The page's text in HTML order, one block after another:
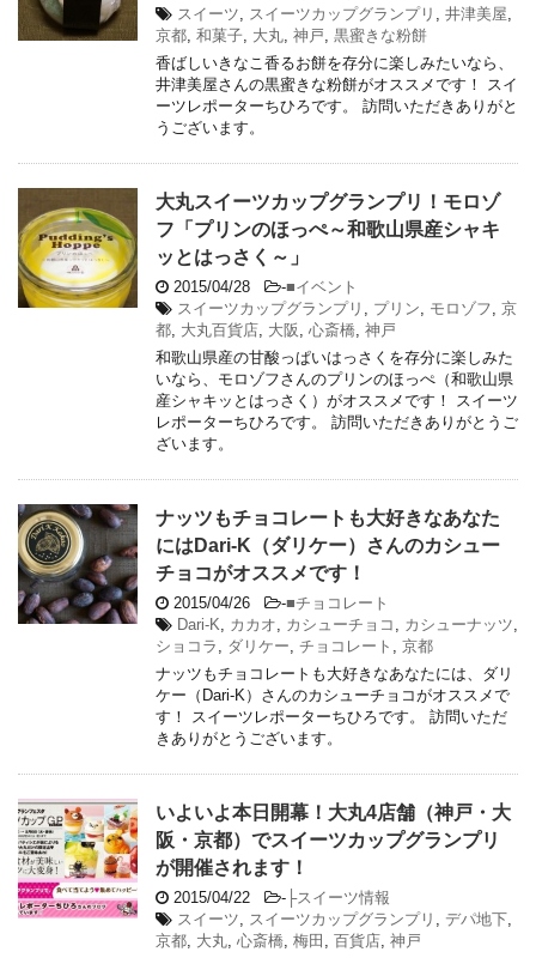
スイーツ, スイーツカップグランプリ , 井津美屋,
京都, 和菓子, 大丸, 神戸, 黒蜜きな粉餅
香ばしいきなこ香るお餅を存分に楽しみたいなら、
井津美屋さんの黒蜜きな粉餅がオススメです！ スイ
ーツレポーターちひろです。 訪問いただきありがと
うございます。
大丸スイーツカップグランプリ！モロゾ
フ「プリンのほっぺ～和歌山県産シャキ
ッとはっさく～」
2015/04/28 -■イベント
スイーツカップグランプリ , プリン, モロゾフ, 京
都, 大丸百貨店, 大阪 , 心斎橋, 神戸
和歌山県産の甘酸っぱいはっさくを存分に楽しみた
いなら、モロゾフさんのプリンのほっぺ（和歌山県
産シャキッとはっさく）がオススメです！ スイーツ
レポーターちひろです。 訪問いただきありがとうご
ざいます。
ナッツもチョコレートも大好きなあなた
にはDari-K（ダリケー）さんのカシュー
チョコがオススメです！
2015/04/26 -■チョコレート
Dari-K, カカオ, カシューチョコ , カシューナッツ,
ショコラ , ダリケー, チョコレート , 京都
ナッツもチョコレートも大好きなあなたには、ダリ
ケー（Dari-K）さんのカシューチョコがオススメで
す！ スイーツレポーターちひろです。 訪問いただ
きありがとうございます。
いよいよ本日開幕！大丸4店舗（神戸・大
阪・京都）でスイーツカップグランプリ
が開催されます！
2015/04/22 - ├スイーツ情報
スイーツ, スイーツカップグランプリ , デパ地下,
京都, 大丸, 心斎橋, 梅田 , 百貨店, 神戸